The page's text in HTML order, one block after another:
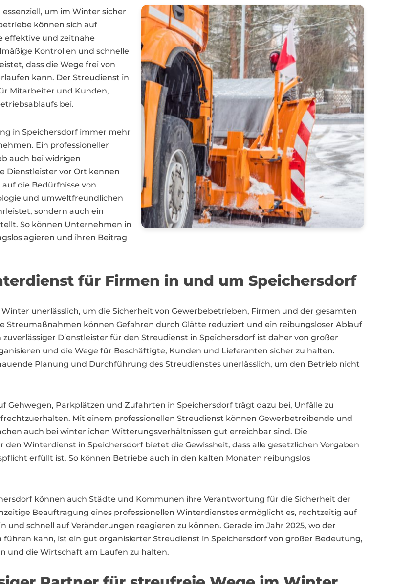
um im Winter sicher
können sich auf
effektive und zeitnahe
Kontrollen und schnelle
dass die Wege frei von
kann. Der Streudienst in
Mitarbeiter und Kunden,
bei.
in Speichersdorf immer mehr
Ein professioneller
auch bei widrigen
Dienstleister vor Ort kennen
die Bedürfnisse von
und umweltfreundlichen
sondern auch ein
So können Unternehmen in
agieren und ihren Beitrag
für Firmen in und um Speichersdorf
unerlässlich, um die Sicherheit von Gewerbebetrieben, Firmen und der gesamten
Streumaßnahmen können Gefahren durch Glätte reduziert und ein reibungsloser Ablauf
Dienstleister für den Streudienst in Speichersdorf ist daher von großer
und die Wege für Beschäftigte, Kunden und Lieferanten sicher zu halten.
Planung und Durchführung des Streudienstes unerlässlich, um den Betrieb nicht
Gehwegen, Parkplätzen und Zufahrten in Speichersdorf trägt dazu bei, Unfälle zu
Mit einem professionellen Streudienst können Gewerbetreibende und
auch bei winterlichen Witterungsverhältnissen gut erreichbar sind. Die
Winterdienst in Speichersdorf bietet die Gewissheit, dass alle gesetzlichen Vorgaben
erfüllt ist. So können Betriebe auch in den kalten Monaten reibungslos
können auch Städte und Kommunen ihre Verantwortung für die Sicherheit der
Beauftragung eines professionellen Winterdienstes ermöglicht es, rechtzeitig auf
schnell auf Veränderungen reagieren zu können. Gerade im Jahr 2025, wo der
kann, ist ein gut organisierter Streudienst in Speichersdorf von großer Bedeutung,
und die Wirtschaft am Laufen zu halten.